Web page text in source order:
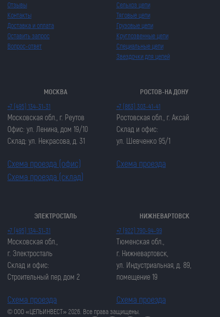
Отзывы
Контакты
Доставка и оплата
Оставить запрос
Вопрос-ответ
Сельхоз цепи
Тяговые цепи
Грузовые цепи
Круглозвенные цепи
Специальные цепи
Звездочки для цепей
МОСКВА
+7 (495) 134-31-31
Московская обл., г. Реутов
Офис: ул. Ленина, дом 19/10
Склад: ул. Некрасова, д. 31
Схема проезда (офис)
Схема проезда (склад)
РОСТОВ-НА ДОНУ
+7 (863) 303-41-41
Ростовская обл., г. Аксай
Склад и офис:
ул. Шевченко 95/1
Схема проезда
ЭЛЕКТРОСТАЛЬ
+7 (495) 134-31-31
Московская обл.,
г. Электросталь
Склад и офис:
Строительный пер, дом 2
Схема проезда
НИЖНЕВАРТОВСК
+7 (922) 790-94-99
Тюменская обл.,
г. Нижневартовск,
ул. Индустриальная, д. 89,
помещение 19
Схема проезда
© ООО «ЦЕПЬИНВЕСТ» 2026. Все права защищены.
Закрыть попап
ЗАКАЗАТЬ ЦЕПЬ
Закрыть попап
ОСТАВИТЬ ЗАЯВКУ
Закрыть попап
ОСТАВИТЬ ЗАЯВКУ
Закрыть попап
ЗАКАЗАТЬ ЦЕПЬ